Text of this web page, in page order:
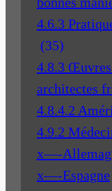
4.6.3
(35)
4.8.3 Œuvres
architectes
4.8.4.2
4.9.2
x—-
x—-Espagne